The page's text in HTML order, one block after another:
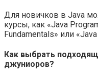
Для новичков в Java
курсы, как «Java
Fundamentals» или
Как выбрать
джуниоров?